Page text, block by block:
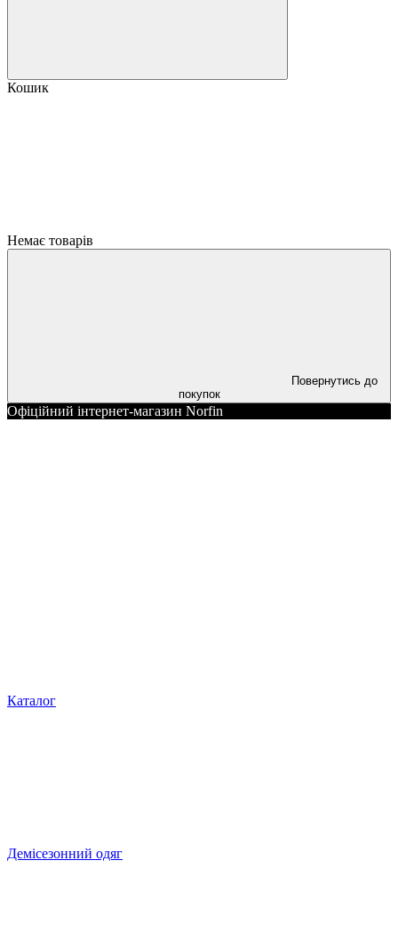
Кошик
Немає товарів
Повернутись до
покупок
Офіційний інтернет-магазин Norfin
Каталог
Демісезонний одяг